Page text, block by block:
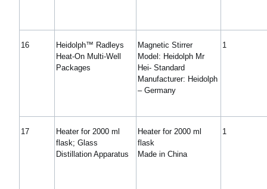
16
Heidolph™ Radleys
Heat-On Multi-Well
Packages
Magnetic Stirrer
Model: Heidolph Mr
Hei- Standard
Manufacturer: Heidolph
– Germany
1
17
Heater for 2000 ml
flask; Glass
Distillation Apparatus
Heater for 2000 ml
flask
Made in China
1